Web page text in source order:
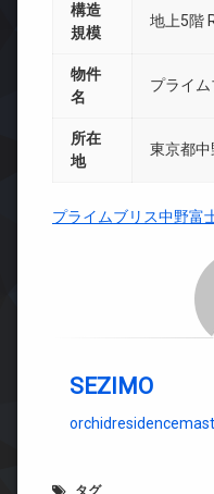
構造
規模
地上5階
物件
名
プライ
所在
地
東京都
プライムブリス中野富
SEZIMO
タグ